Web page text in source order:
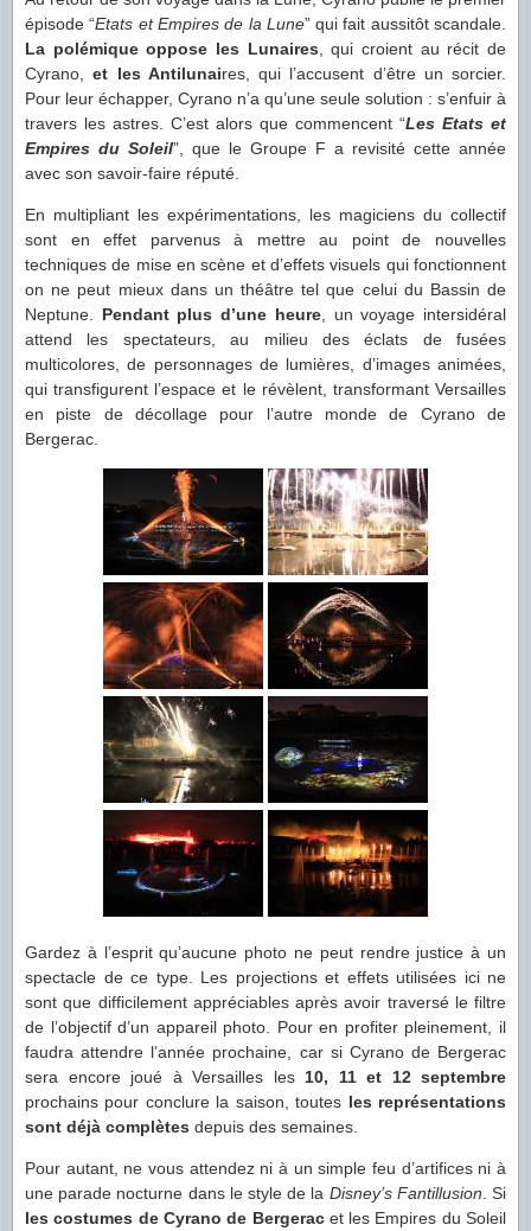
épisode “Etats et Empires de la Lune” qui fait aussitôt scandale.
La polémique oppose les Lunaires , qui croient au récit de
Cyrano,et les Antilunaires, qui l’accusent d’être un sorcier.
Pour leur échapper, Cyrano n’a qu’une seule solution : s’enfuir à
travers les astres. C’est alors que commencent “Les Etats et
Empires du Soleil”, que le Groupe F a revisité cette année
avec son savoir-faire réputé.
En multipliant les expérimentations, les magiciens du collectif
sont en effet parvenus à mettre au point de nouvelles
techniques de mise en scène et d’effets visuels qui fonctionnent
on ne peut mieux dans un théâtre tel que celui du Bassin de
Neptune. Pendant plus d’une heure, un voyage intersidéral
attend les spectateurs, au milieu des éclats de fusées
multicolores, de personnages de lumières, d’images animées,
qui transfigurent l’espace et le révèlent, transformant Versailles
en piste de décollage pour l’autre monde de Cyrano de
Bergerac.
Gardez à l’esprit qu’aucune photo ne peut rendre justice à un
spectacle de ce type. Les projections et effets utilisées ici ne
sont que difficilement appréciables après avoir traversé le filtre
de l’objectif d’un appareil photo. Pour en profiter pleinement, il
faudra attendre l’année prochaine, car si Cyrano de Bergerac
sera encore joué à Versailles les 10, 11 et 12 septembre
prochains pour conclure la saison, toutes les représentations
sont déjà complètes depuis des semaines.
Pour autant, ne vous attendez ni à un simple feu d’artifices ni à
une parade nocturne dans le style de la Disney’s Fantillusion . Si
les costumes de Cyrano de Bergeracet les Empires du Soleil